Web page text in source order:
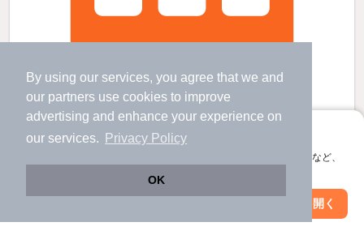
By using our services, you agree that we and
our partners use cookies to improve
advertising and enhance your experience on
our services.
Privacy Policy
OK
アプリに切り替えて、サクサクお部屋探し
会員登録なしですぐ使える。マップ検索やお気に入り保存など、
アプリを開く
エレミ本蓮沼の賃貸物件
志村坂上駅 歩
14階建 / 新築 / RC
絞り込み条件を変更